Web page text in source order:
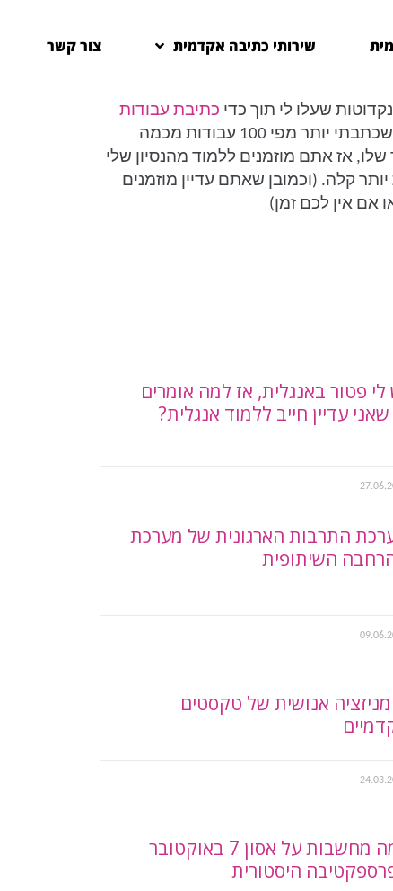
שירותי כתיבה אקדמית צור קשר
שעלו לי תוך כדי כתיבת עבודות
לסטודנטים. כנראה שכתבתי יותר מפי 100 עבודות מכמה
אז אתם מוזמנים ללמוד מהנסיון שלי
קלה. (וכמובן שאתם עדיין מוזמנים
אם אין לכם זמן)
לי פטור באנגלית, אז למה אומרים
שאני עדיין חייב ללמוד אנגלית?
התרבות הארגונית של מערכת
השיתופית
אנושית של טקסטים
כמה מחשבות על אסון 7 באוקטובר
היסטורית